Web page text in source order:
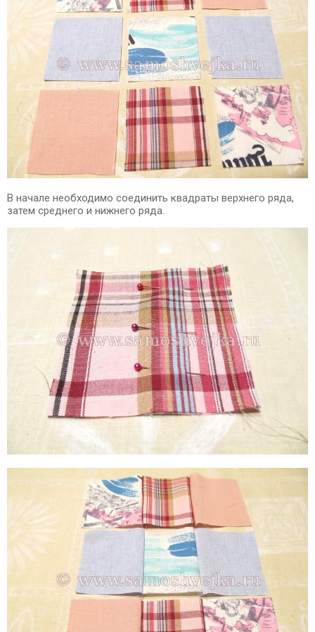
В начале необходимо соединить квадраты верхнего ряда,
затем среднего и нижнего ряда.